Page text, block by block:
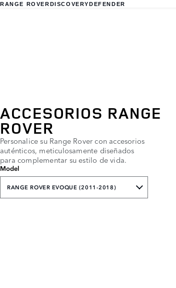
RANGE ROVERDISCOVERYDEFENDER
ACCESORIOS RANGE
ROVER
Personalice su Range Rover con accesorios
auténticos, meticulosamente diseñados
para complementar su estilo de vida.
Model
RANGE ROVER EVOQUE (2011-2018)